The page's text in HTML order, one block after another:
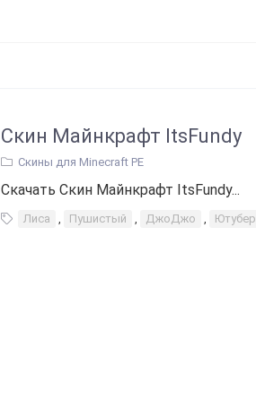
Скин Майнкрафт ItsFundy
Скины для Minecraft PE
Скачать Скин Майнкрафт ItsFundy...
Лиса , Пушистый , ДжоДжо , Ютубер